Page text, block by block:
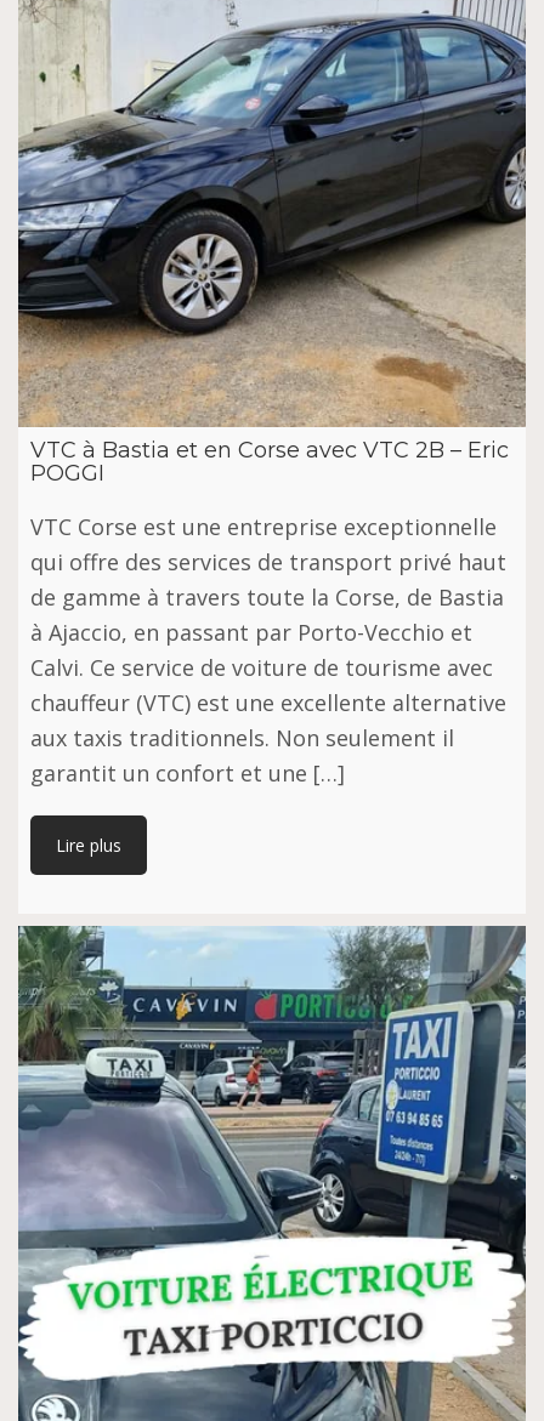
VTC à Bastia et en Corse avec VTC 2B – Eric
POGGI
VTC Corse est une entreprise exceptionnelle
qui offre des services de transport privé haut
de gamme à travers toute la Corse, de Bastia
à Ajaccio, en passant par Porto-Vecchio et
Calvi. Ce service de voiture de tourisme avec
chauffeur (VTC) est une excellente alternative
aux taxis traditionnels. Non seulement il
garantit un confort et une […]
Lire plus